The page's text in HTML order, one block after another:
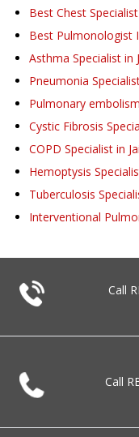
Best Chest
Best Pulmonologist
Asthma Specialist in
Pneumonia
Pulmonary
Cystic Fibrosis
COPD Specialist in
Hemoptysis
Tuberculosis
Interventional
Call
Call